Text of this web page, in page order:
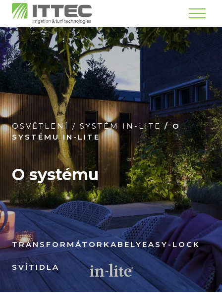
Menu
OSVĚTLENÍ / SYSTÉM IN-LITE/O
SYSTÉMU IN-LITE
O systému
TRANSFORMÁTORKABELYEASY-LOCK
SVÍTIDLA